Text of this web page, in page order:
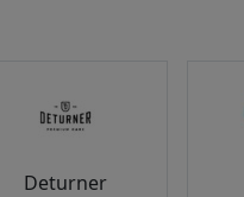
Deturner